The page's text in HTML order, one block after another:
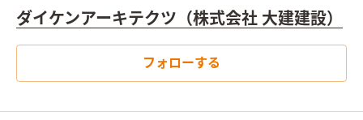
ダイケンアーキテクツ（株式会社 大建建設）
フォローする